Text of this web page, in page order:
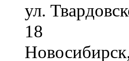
ул.
18
Новосибирск